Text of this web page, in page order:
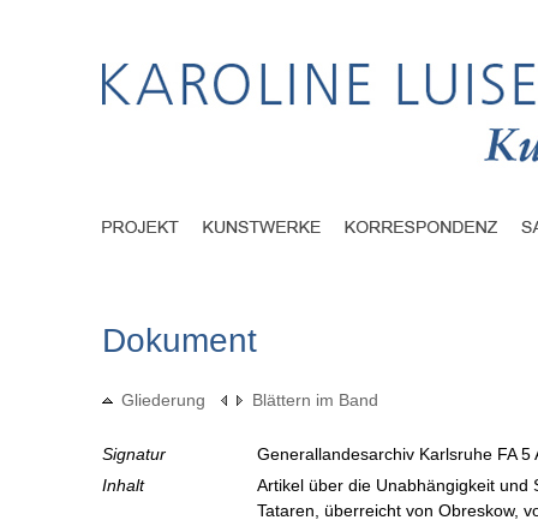
Dokument
Gliederung Blättern im Band
Signatur
Generallandesarchiv Karlsruhe FA
Inhalt
Artikel über die Unabhängigkeit und
Tataren, überreicht von Obreskow,